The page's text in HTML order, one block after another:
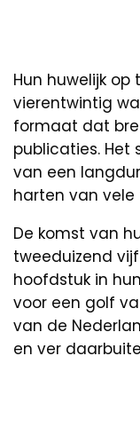
Hun huwelijk
vierentwintig
formaat dat
publicaties. Het
van een
harten van vele
De komst van
tweeduizend
hoofdstuk in
voor een golf
van de
en ver